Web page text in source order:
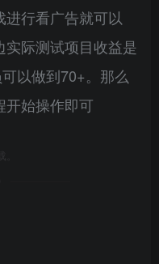
行看广告就可以
际测试项目收益是
以做到70+。那么
开始操作即可